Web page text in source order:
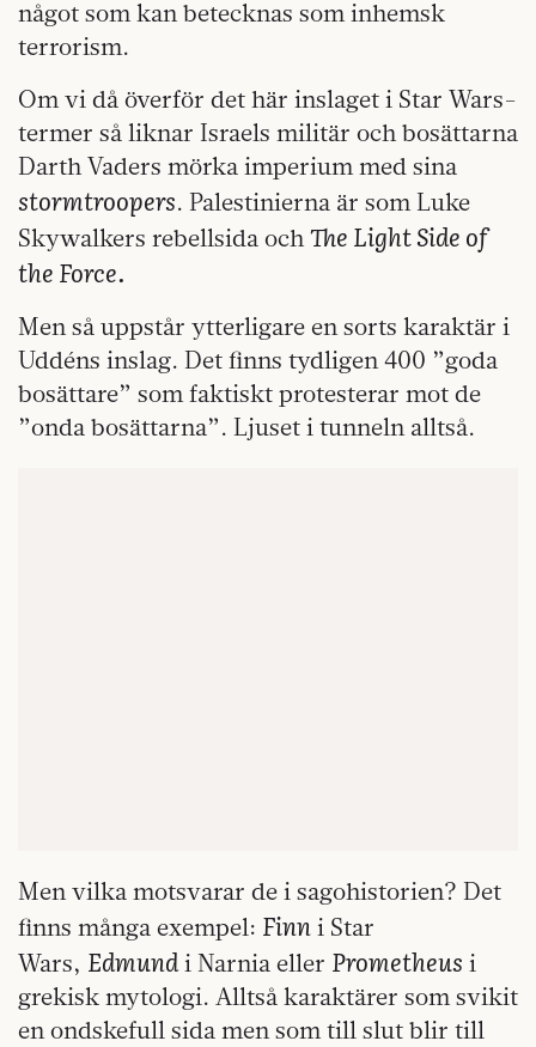
något som kan betecknas som inhemsk
terrorism.
Om vi då överför det här inslaget i Star Wars-
termer så liknar Israels militär och bosättarna
Darth Vaders mörka imperium med sina
stormtroopers. Palestinierna är som Luke
Skywalkers rebellsida ochThe Light Side of
the Force.
Men så uppstår ytterligare en sorts karaktär i
Uddéns inslag. Det finns tydligen 400 ”goda
bosättare” som faktiskt protesterar mot de
”onda bosättarna”. Ljuset i tunneln alltså.
Men vilka motsvarar de i sagohistorien? Det
finns många exempel: Finn i Star
Wars, Edmundi Narnia eller Prometheus i
grekisk mytologi. Alltså karaktärer som svikit
en ondskefull sida men som till slut blir till